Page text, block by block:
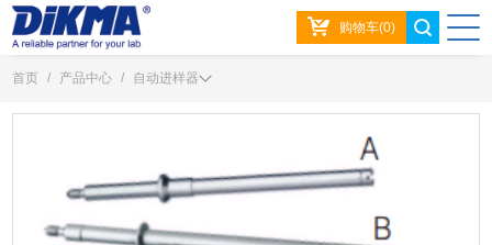
购物车(0)
首页 / 产品中心 / 自动进样器